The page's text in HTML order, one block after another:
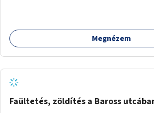
Megnézem
Faültetés, zöldítés a Baross